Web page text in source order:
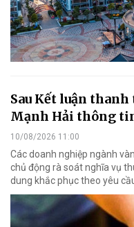
Sau Kết luận
Mạnh Hải thông
10/08/2026 11:00
Các doanh nghiệp ngành
chủ động rà soát nghĩa vụ
dung khắc phục theo yêu